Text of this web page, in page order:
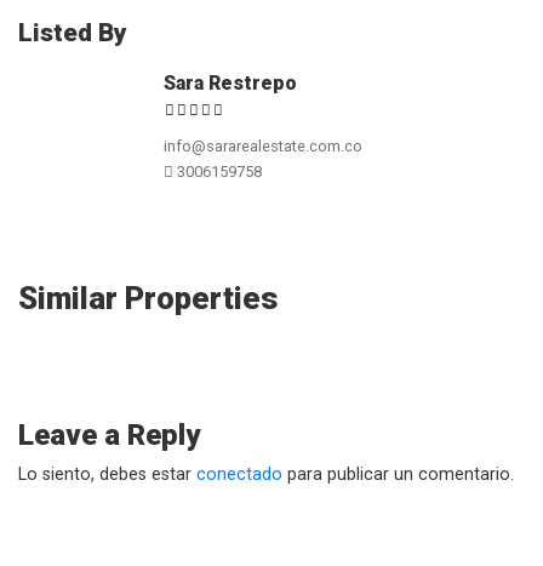
Listed By
Sara Restrepo
info@sararealestate.com.co
3006159758
Similar Properties
Leave a Reply
Lo siento, debes estar conectado para publicar un comentario.